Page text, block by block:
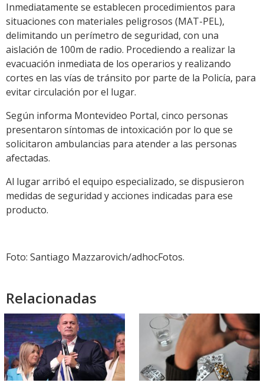
Inmediatamente se establecen procedimientos para
situaciones con materiales peligrosos (MAT-PEL),
delimitando un perímetro de seguridad, con una
aislación de 100m de radio. Procediendo a realizar la
evacuación inmediata de los operarios y realizando
cortes en las vías de tránsito por parte de la Policía, para
evitar circulación por el lugar.
Según informa Montevideo Portal, cinco personas
presentaron síntomas de intoxicación por lo que se
solicitaron ambulancias para atender a las personas
afectadas.
Al lugar arribó el equipo especializado, se dispusieron
medidas de seguridad y acciones indicadas para ese
producto.
Foto: Santiago Mazzarovich/adhocFotos.
Relacionadas